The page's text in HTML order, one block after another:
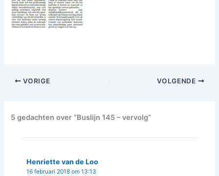
VORIGE VOLGENDE
5 gedachten over “Buslijn 145 – vervolg”
Henriette van de Loo
16 februari 2018 om 13:13